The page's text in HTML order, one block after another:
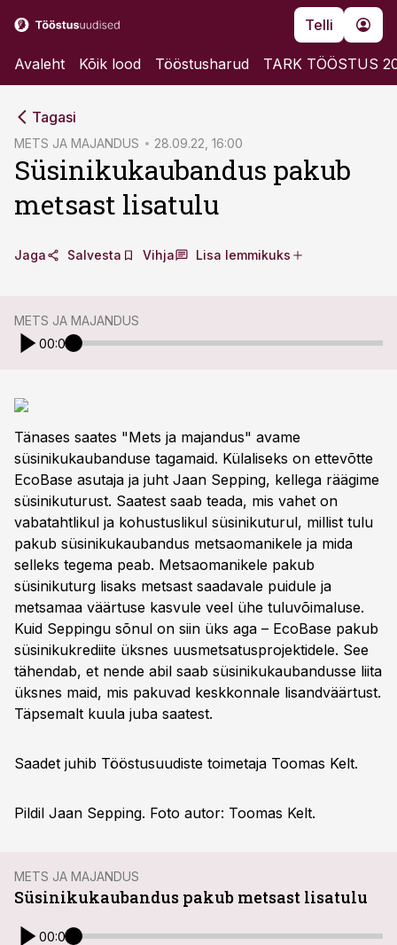
Telli
Avaleht Kõik lood Tööstusharud TARK TÖÖSTUS
Tagasi
METS JA MAJANDUS 28.09.22, 16:00
Süsinikukaubandus pakub
metsast lisatulu
Jaga Salvesta Vihja Lisa lemmikuks
METS JA MAJANDUS
00:00
Tänases saates "Mets ja majandus" avame
süsinikukaubanduse tagamaid. Külaliseks on ettevõtte
EcoBase asutaja ja juht Jaan Sepping, kellega räägime
süsinikuturust. Saatest saab teada, mis vahet on
vabatahtlikul ja kohustuslikul süsinikuturul, millist tulu
pakub süsinikukaubandus metsaomanikele ja mida
selleks tegema peab. Metsaomanikele pakub
süsinikuturg lisaks metsast saadavale puidule ja
metsamaa väärtuse kasvule veel ühe tuluvõimaluse.
Kuid Seppingu sõnul on siin üks aga – EcoBase pakub
süsinikukrediite üksnes uusmetsatusprojektidele. See
tähendab, et nende abil saab süsinikukaubandusse liita
üksnes maid, mis pakuvad keskkonnale lisandväärtust.
Täpsemalt kuula juba saatest.
Saadet juhib Tööstusuudiste toimetaja Toomas Kelt.
Pildil Jaan Sepping. Foto autor: Toomas Kelt.
METS JA MAJANDUS
Süsinikukaubandus pakub metsast lisatulu
00:00